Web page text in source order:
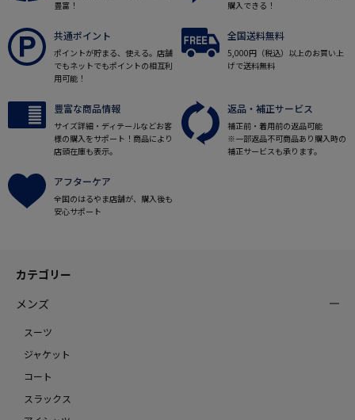
豊富！
購入できる！
共通ポイント
ポイントが貯まる、使える。店舗
でもネットでもポイントの相互利
用可能！
全国送料無料
5,000円（税込）以上のお買い上
げで送料無料
豊富な商品情報
サイズ詳細・ディテールなどお客
様の購入をサポート！商品により
店頭在庫も表示。
返品・補正サービス
補正前・着用前の返品可能
※一部返品不可商品あり購入時の
補正サービスも承ります。
アフターケア
全国のはるやま店舗が、購入後も
安心サポート
カテゴリー
メンズ
スーツ
ジャケット
コート
スラックス